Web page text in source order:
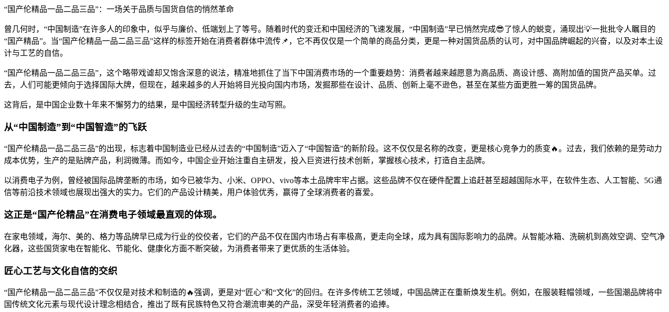
“国产伦精品一品二品三品”：一场关于品质与国货自信的悄然革命
曾几何时，“中国制造”在许多人的印象中，似乎与廉价、低端划上了等号。随着时代的变迁和中国经济的飞速发展，“中国制造”早已悄然完成😎了惊人的蜕变，涌现出💡一批批令人瞩目的
“国产精品”。当“国产伦精品一品二品三品”这样的标签开始在消费者群体中流传📌，它不再仅仅是一个简单的商品分类，更是一种对国货品质的认可，对中国品牌崛起的兴奋，以及对本土设
计与工艺的自信。
“国产伦精品一品二品三品”，这个略带戏谑却又饱含深意的说法，精准地抓住了当下中国消费市场的一个重要趋势：消费者越来越愿意为高品质、高设计感、高附加值的国货产品买单。过
去，人们可能更倾向于选择国际大牌，但现在，越来越多的人开始将目光投向国内市场，发掘那些在设计、品质、创新上毫不逊色，甚至在某些方面更胜一筹的国货品牌。
这背后，是中国企业数十年来不懈努力的结果，是中国经济转型升级的生动写照。
从“中国制造”到“中国智造”的飞跃
“国产伦精品一品二品三品”的出现，标志着中国制造业已经从过去的“中国制造”迈入了“中国智造”的新阶段。这不仅仅是名称的改变，更是核心竞争力的质变🔥。过去，我们依赖的是劳动力
成本优势，生产的是贴牌产品，利润微薄。而如今，中国企业开始注重自主研发，投入巨资进行技术创新，掌握核心技术，打造自主品牌。
以消费电子为例，曾经被国际品牌垄断的市场，如今已被华为、小米、OPPO、vivo等本土品牌牢牢占据。这些品牌不仅在硬件配置上追赶甚至超越国际水平，在软件生态、人工智能、5G通
信等前沿技术领域也展现出强大的实力。它们的产品设计精美，用户体验优秀，赢得了全球消费者的喜爱。
这正是“国产伦精品”在消费电子领域最直观的体现。
在家电领域，海尔、美的、格力等品牌早已成为行业的佼佼者，它们的产品不仅在国内市场占有率极高，更走向全球，成为具有国际影响力的品牌。从智能冰箱、洗碗机到高效空调、空气净
化器，这些国货家电在智能化、节能化、健康化方面不断突破，为消费者带来了更优质的生活体验。
匠心工艺与文化自信的交织
“国产伦精品一品二品三品”不仅仅是对技术和制造的🔥强调，更是对“匠心”和“文化”的回归。在许多传统工艺领域，中国品牌正在重新焕发生机。例如，在服装鞋帽领域，一些国潮品牌将中
国传统文化元素与现代设计理念相结合，推出了既有民族特色又符合潮流审美的产品，深受年轻消费者的追捧。